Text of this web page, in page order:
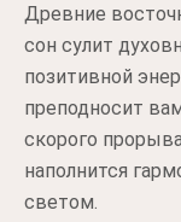
Древние
сон сулит
позитивной
преподносит
скорого
наполнится
светом.